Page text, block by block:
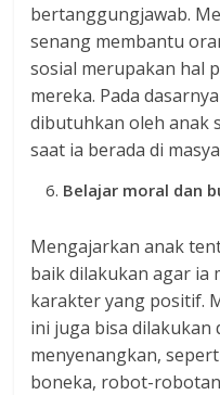
bertanggungjawab.
senang membantu
sosial merupakan hal
mereka. Pada
dibutuhkan oleh anak
saat ia berada di
Belajar moral dan
Mengajarkan anak
baik dilakukan agar ia
karakter yang positif.
ini juga bisa dilakukan
menyenangkan,
boneka, robot-